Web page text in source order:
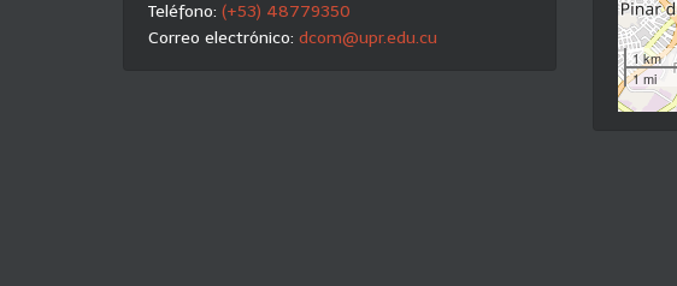
Teléfono: (+53) 48779350
Correo electrónico: dcom@upr.edu.cu
1 km
1 mi